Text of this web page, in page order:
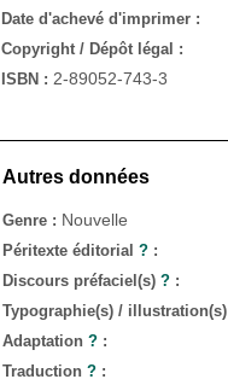
Date d'achevé d'imprimer :
Copyright / Dépôt légal :
ISBN : 2-89052-743-3
Autres données
Genre : Nouvelle
Péritexte éditorial ? :
Discours préfaciel(s) ? :
Typographie(s) /
Adaptation ? :
Traduction ? :